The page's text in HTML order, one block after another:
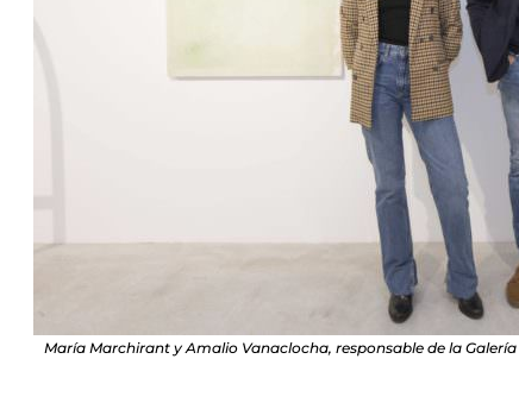
María Marchirant y Amalio Vanaclocha, responsable de la